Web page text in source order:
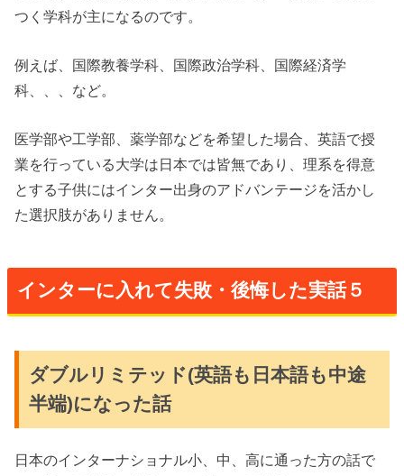
つく学科が主になるのです。
例えば、国際教養学科、国際政治学科、国際経済学
科、、、など。
医学部や工学部、薬学部などを希望した場合、英語で授
業を行っている大学は日本では皆無であり、理系を得意
とする子供にはインター出身のアドバンテージを活かし
た選択肢がありません。
インターに入れて失敗・後悔した実話５
ダブルリミテッド(英語も日本語も中途
半端)になった話
日本のインターナショナル小、中、高に通った方の話で